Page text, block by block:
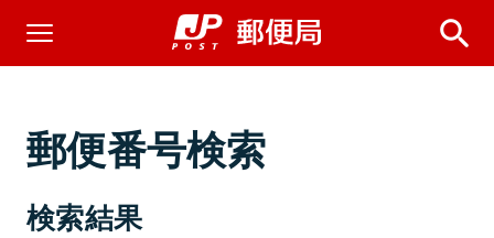
郵便番号検索
検索結果